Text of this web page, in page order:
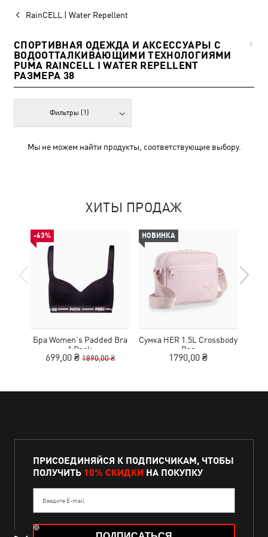
RainCELL | Water Repellent
СПОРТИВНАЯ ОДЕЖДА И АКСЕССУАРЫ С
ВОДООТТАЛКИВАЮЩИМИ ТЕХНОЛОГИЯМИ
PUMA RAINCELL І WATER REPELLENT
РАЗМЕРА 38
0
Фильтры (1)
Мы не можем найти продукты, соответствующие выбору.
ХИТЫ ПРОДАЖ
-63%
Бра Women's Padded Bra
1 Pack
699,00 ₴ 1890,00 ₴
НОВИНКА
Сумка HER 1.5L Crossbody
Bag
1790,00 ₴
ПРИСОЕДИНЯЙСЯ К ПОДПИСЧИКАМ, ЧТОБЫ
ПОЛУЧИТЬ 10% СКИДКИ НА ПОКУПКУ
Введите E-mail